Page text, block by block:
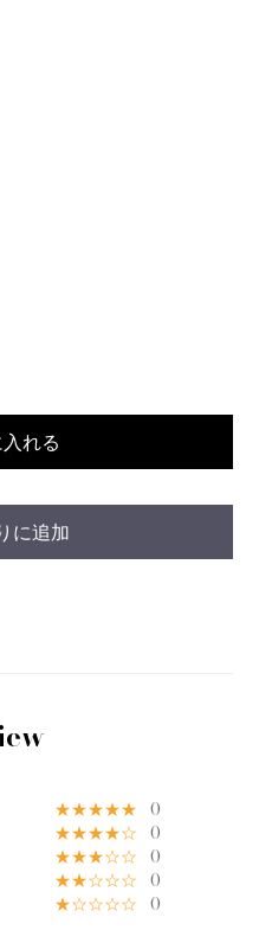
れる
に追加
★★★★★ 0
★★★★☆ 0
★★★☆☆ 0
★★☆☆☆ 0
★☆☆☆☆ 0